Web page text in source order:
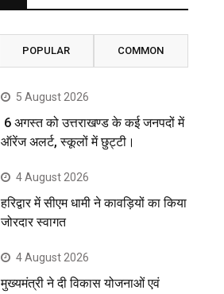
POPULAR COMMON
5 August 2026
6 अगस्त को उत्तराखण्ड के कई जनपदों में
ऑरेंज अलर्ट, स्कूलों में छुट्टी।
4 August 2026
हरिद्वार में सीएम धामी ने कावड़ियों का किया
जोरदार स्वागत
4 August 2026
मुख्यमंत्री ने दी विकास योजनाओं एवं